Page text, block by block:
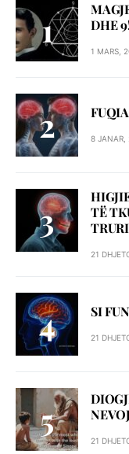
DHE
1 MARS,
8 JANAR,
TË
21
SI
21
21